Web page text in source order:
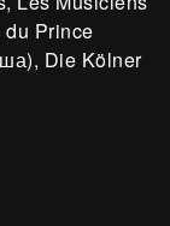
du Prince
Die Kölner